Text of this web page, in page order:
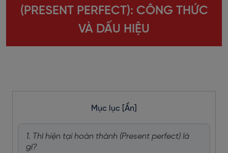
(PRESENT PERFECT): CÔNG THỨC
VÀ DẤU HIỆU
Mục lục [Ẩn]
1. Thì hiện tại hoàn thành (Present perfect) là
gì?